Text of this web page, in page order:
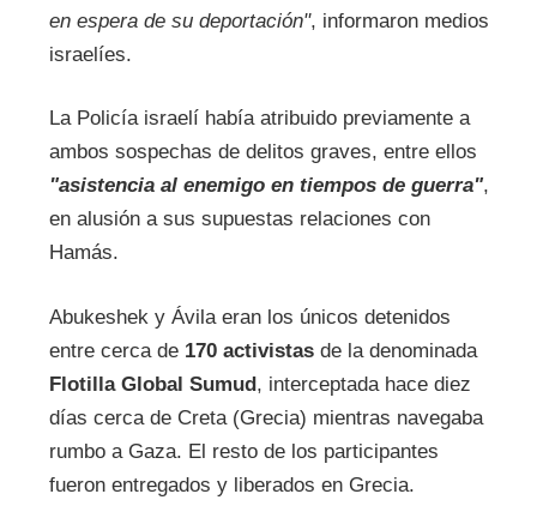
en espera de su deportación", informaron medios
israelíes.
La Policía israelí había atribuido previamente a
ambos sospechas de delitos graves, entre ellos
"asistencia al enemigo en tiempos de guerra",
en alusión a sus supuestas relaciones con
Hamás.
Abukeshek y Ávila eran los únicos detenidos
entre cerca de 170 activistasde la denominada
Flotilla Global Sumud, interceptada hace diez
días cerca de Creta (Grecia) mientras navegaba
rumbo a Gaza. El resto de los participantes
fueron entregados y liberados en Grecia.